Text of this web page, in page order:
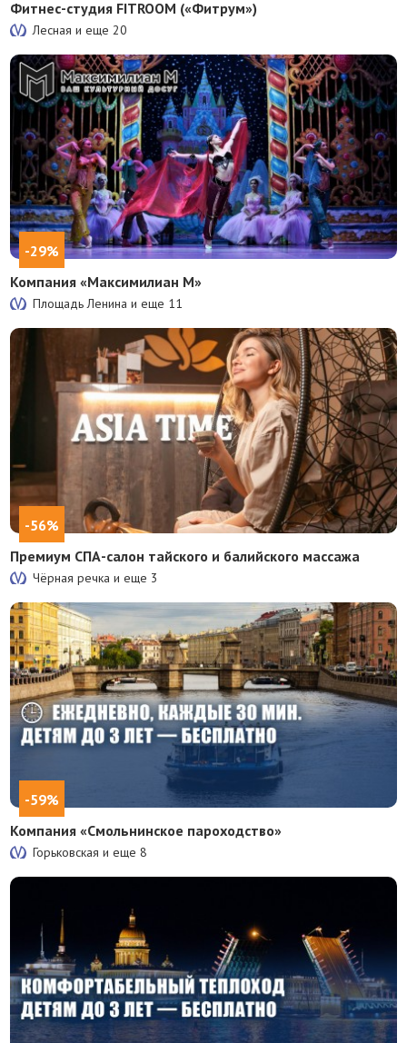
Фитнес-студия FITROOM («Фитрум»)
Лесная и еще20
-29%
Компания «Максимилиан М»
Площадь Ленина и еще 11
-56%
Премиум СПА-салон тайского и балийского массажа
Чёрная речка и еще 3
-59%
Компания «Смольнинское пароходство»
Горьковская и еще8